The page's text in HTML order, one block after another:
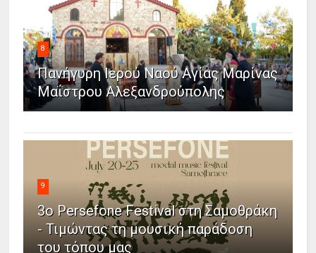
8
Πανήγυρη Ιερού Ναού Αγίας Μαρίνας
Μαΐστρου Αλεξανδρούπολης
9
3ο Persefone Festival στη Σαμοθράκη
- Τιμώντας τη μουσική παράδοση
του τόπου μας